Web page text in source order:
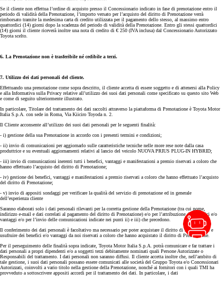
Se il cliente non effettua l’ordine di acquisto presso il Concessionario indicato in fase di prenotazione entro il
periodo di validità della Prenotazione, l’importo versato per l’acquisto del diritto di Prenotazione verrà
rimborsato tramite la medesima carta di credito utilizzata per il pagamento dello stesso, al massimo entro
quattordici (14) giorni dopo la scadenza del periodo di validità della Prenotazione. Entro gli stessi quattordici
(14) giorni il cliente riceverà inoltre una nota di credito di € 250 (IVA inclusa) dal Concessionario Autorizzato
Toyota scelto.
6. La Prenotazione non è trasferibile né cedibile a terzi.
7. Utilizzo dei dati personali del cliente.
Effettuando una prenotazione come sopra descritto, il cliente accetta di essere soggetto e di attenersi alla Policy
e alla Informativa sulla Privacy relative all’utilizzo dei suoi dati personali come specificato su questo sito Web
e come di seguito ulteriormente illustrato.
In particolare, Titolare del trattamento dei dati raccolti attraverso la piattaforma di Prenotazione è Toyota Motor
Italia S.p.A. con sede in Roma, Via Kiiciro Toyoda n. 2.
Il Cliente acconsente all’utilizzo dei suoi dati personali per le seguenti finalità:
- i) gestione della sua Prenotazione in accordo con i presenti termini e condizioni;
- ii) invio di comunicazioni per aggiornarlo sulle caratteristiche tecniche nelle more rese note dalla casa
produttrice e su eventuali aggiornamenti relativi al lancio del veicolo NUOVA PRIUS PLUG-IN HYBRID;
- iii) invio di comunicazioni inerenti tutti i benefici, vantaggi e manifestazioni a premio riservati a coloro che
hanno effettuato l’acquisto del diritto di Prenotazione;
- iv) gestione dei benefici, vantaggi e manifestazioni a premio riservati a coloro che hanno effettuato l’acquisto
del diritto di Prenotazione;
- v) invio di appositi sondaggi per verificare la qualità del servizio di prenotazione ed in generale
dell’esperienza cliente
Saranno elaborati solo i dati personali rilevanti per la corretta gestione della Prenotazione (tra cui nome,
indirizzo e-mail e dati correlati al pagamento del diritto di Prenotazione) e/o per l’attribuzione dei benefici e/o
vantaggi e/o per l’invio delle comunicazioni indicate nei punti ii) e iii) che precedono.
Il conferimento dei dati personali è facoltativo ma necessario per poter acquistare il diritto di Prenotazione e
usufruire dei benefici e/o vantaggi da noi riservati a coloro che hanno acquistato il diritto di Prenotazione.
Per il perseguimento delle finalità sopra indicate, Toyota Motor Italia S.p.A. potrà comunicare e far trattare i
dati personali a propri dipendenti e/o a soggetti terzi debitamente nominati quali Persone Autorizzate o
Responsabili del trattamento. I dati personali non saranno diffusi. Il cliente accetta inoltre che, nell’ambito di
tale gestione, i suoi dati personali possano essere comunicati alle società del Gruppo Toyota e/o Concessionari
Autorizzati, coinvolti a vario titolo nella gestione della Prenotazione, nonché ai fornitori con i quali TMI ha
provveduto a sottoscrivere appositi accordi per il trattamento dei dati. In particolare, i dati